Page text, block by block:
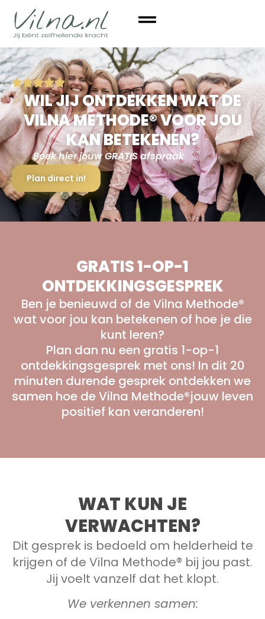
WIL JIJ ONTDEKKEN WAT DE
VILNA METHODE® VOOR JOU
KAN BETEKENEN?
Boek hier jouw GRATIS afspraak
Plan direct in!
GRATIS 1-OP-1
ONTDEKKINGSGESPREK
Ben je benieuwd of de Vilna Methode®
wat voor jou kan betekenen of hoe je die
kunt leren?
Plan dan nu een gratis 1-op-1
ontdekkingsgesprek met ons! In dit 20
minuten durende gesprek ontdekken we
samen hoe de Vilna Methode®jouw leven
positief kan veranderen!
WAT KUN JE
VERWACHTEN?
Dit gesprek is bedoeld om helderheid te
krijgen of de Vilna Methode® bij jou past.
Jij voelt vanzelf dat het klopt.
We verkennen samen: